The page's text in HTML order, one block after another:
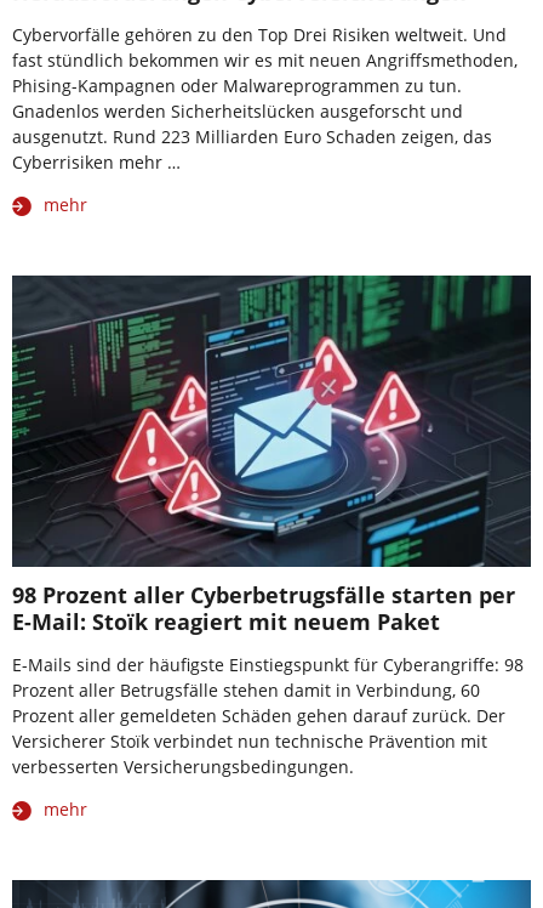
Cybervorfälle gehören zu den Top Drei Risiken weltweit. Und
fast stündlich bekommen wir es mit neuen Angriffsmethoden,
Phising-Kampagnen oder Malwareprogrammen zu tun.
Gnadenlos werden Sicherheitslücken ausgeforscht und
ausgenutzt. Rund 223 Milliarden Euro Schaden zeigen, das
Cyberrisiken mehr …
mehr
98 Prozent aller Cyberbetrugsfälle starten per
E-Mail: Stoïk reagiert mit neuem Paket
E-Mails sind der häufigste Einstiegspunkt für Cyberangriffe: 98
Prozent aller Betrugsfälle stehen damit in Verbindung, 60
Prozent aller gemeldeten Schäden gehen darauf zurück. Der
Versicherer Stoïk verbindet nun technische Prävention mit
verbesserten Versicherungsbedingungen.
mehr